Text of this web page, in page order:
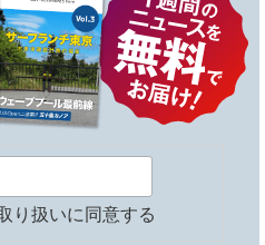
り扱いに同意する